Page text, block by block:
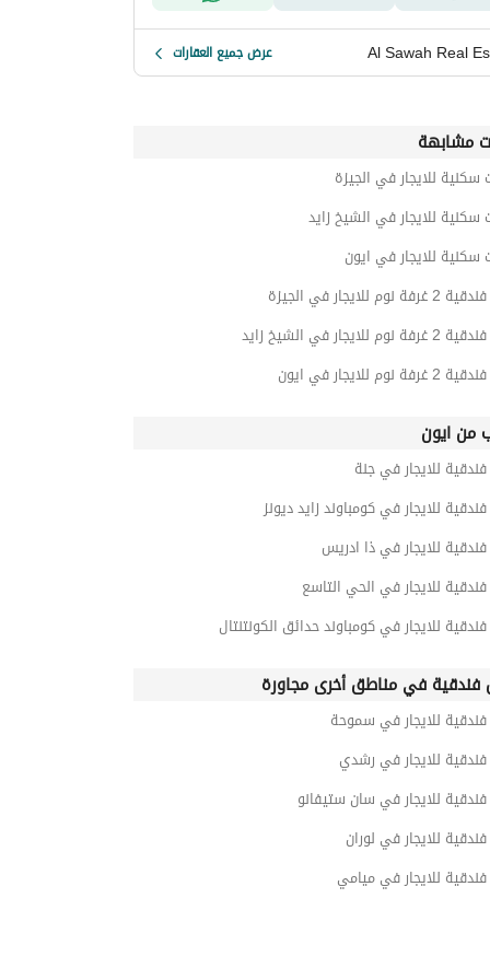
Al Sawah Real عرض جميع العقارات
مشابهة
سكنية للايجار في الجيزة
سكنية للايجار في الشيخ زايد
سكنية للايجار في ايون
للايجار في الجيزة
في الشيخ زايد
للايجار في ايون
من ايون
للايجار في جنة
للايجار في كومباوند زايد ديونز
للايجار في ذا ادريس
للايجار في الحي التاسع
للايجار في كومباوند حدائق الكونتنتال
في مناطق أخرى مجاورة
للايجار في سموحة
للايجار في رشدي
للايجار في سان ستيفانو
للايجار في لوران
للايجار في ميامي